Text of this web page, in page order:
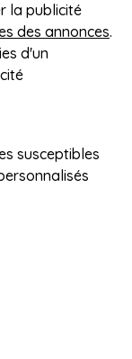
la publicité
des annonces.
d'un
susceptibles